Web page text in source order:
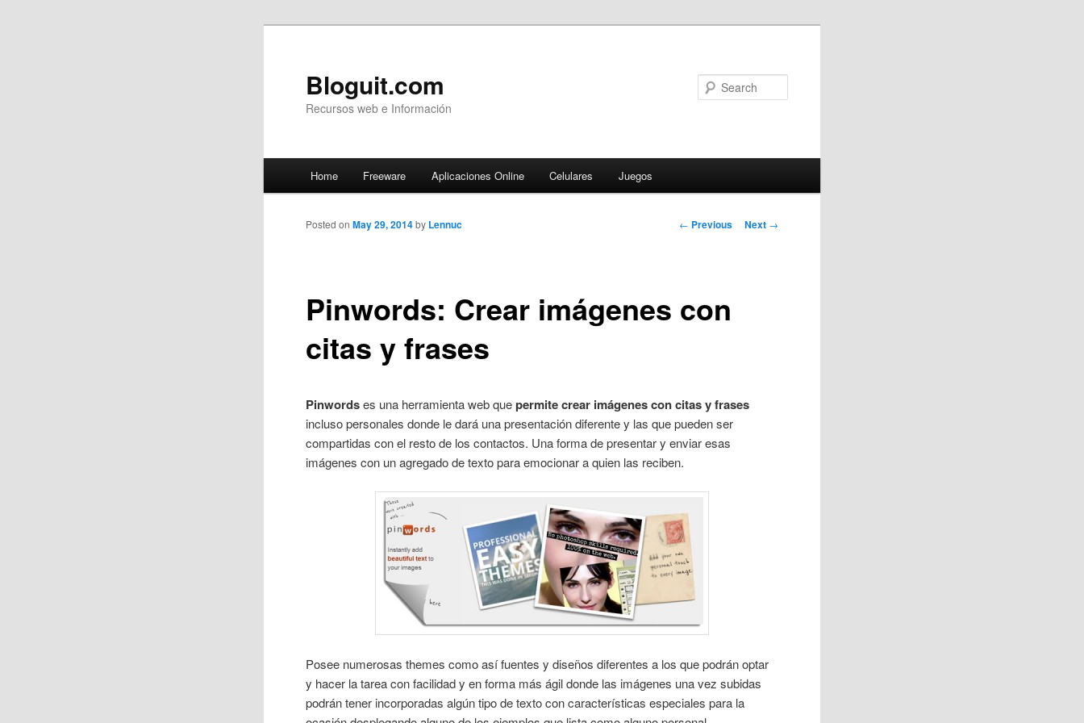
Bloguit.com
Recursos web e Información
Skip
to
content
Home Freeware Aplicaciones Online Celulares Juegos
Post
← Previous Next →
Pinwords: Crear imágenes con
citas y frases
Posted onMay 29, 2014 by Lennuc
Pinwordses una herramienta web quepermite crear imágenes con citas y frases
incluso personales donde le dará una presentación diferente y las que pueden ser
compartidas con el resto de los contactos. Una forma de presentar y enviar esas
imágenes con un agregado de texto para emocionar a quien las reciben.
Posee numerosas themes como así fuentes y diseños diferentes a los que podrán optar
y hacer la tarea con facilidad y en forma más ágil donde las imágenes una vez subidas
podrán tener incorporadas algún tipo de texto con características especiales para la